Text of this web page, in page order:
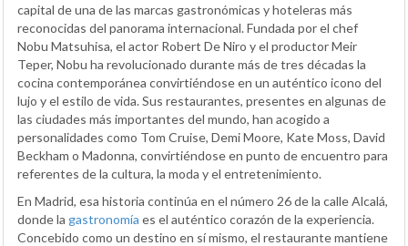
capital de una de las marcas gastronómicas y hoteleras más
reconocidas del panorama internacional. Fundada por el chef
Nobu Matsuhisa, el actor Robert De Niro y el productor Meir
Teper, Nobu ha revolucionado durante más de tres décadas la
cocina contemporánea convirtiéndose en un auténtico icono del
lujo y el estilo de vida. Sus restaurantes, presentes en algunas de
las ciudades más importantes del mundo, han acogido a
personalidades como Tom Cruise, Demi Moore, Kate Moss, David
Beckham o Madonna, convirtiéndose en punto de encuentro para
referentes de la cultura, la moda y el entretenimiento.
En Madrid, esa historia continúa en el número 26 de la calle Alcalá,
donde la gastronomía es el auténtico corazón de la experiencia.
Concebido como un destino en sí mismo, el restaurante mantiene